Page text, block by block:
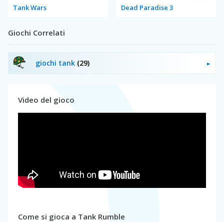
Tank Wars Dead Paradise 3
Giochi Correlati
giochi tank (29)
Video del gioco
Come si gioca a Tank Rumble